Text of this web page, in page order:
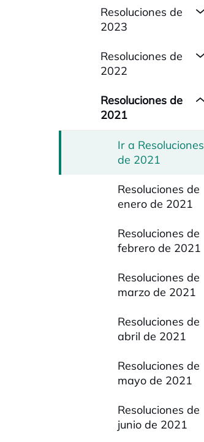
Resoluciones de
2023
Resoluciones de
2022
Resoluciones de
2021
Ir a Resoluciones
de 2021
Resoluciones de
enero de 2021
Resoluciones de
febrero de 2021
Resoluciones de
marzo de 2021
Resoluciones de
abril de 2021
Resoluciones de
mayo de 2021
Resoluciones de
junio de 2021